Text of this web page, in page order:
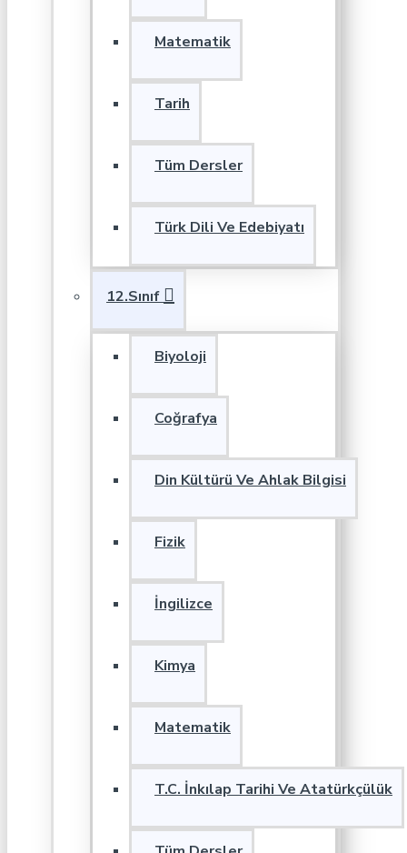
Matematik
Tarih
Tüm Dersler
Türk Dili Ve Edebiyatı
12.Sınıf
Biyoloji
Coğrafya
Din Kültürü Ve Ahlak Bilgisi
Fizik
İngilizce
Kimya
Matematik
T.C. İnkılap Tarihi Ve Atatürkçülük